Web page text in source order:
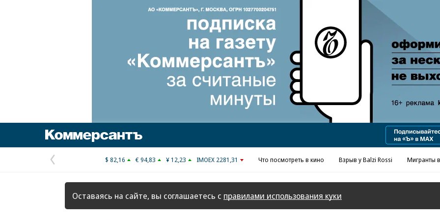
Реклама в «Ъ» www.kommersant.ru/ad
Предыдущая
страница
$ 82,16 € 94,83 ¥ 12,23 IMOEX 2281,31 Что посмотреть в кино Взрыв у Balzi Rossi Мигранты
Оставаясь на сайте, вы соглашаетесь с правилами использования куки